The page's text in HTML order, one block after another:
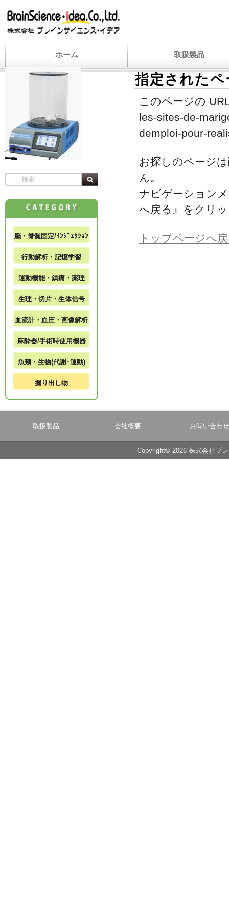
ホーム 取扱製品
指定された
このページの
les-sites-de-
demploi-pour-
お探しのページ
ん。
ナビゲーション
へ戻る』をクリ
トップページへ
脳・脊髄固定/ｲﾝｼﾞｪｸｼｮﾝ
行動解析・記憶学習
運動機能・鎮痛・薬理
生理・切片・生体信号
血流計・血圧・画像解析
麻酔器/手術時使用機器
魚類・生物(代謝･運動)
掘り出し物
取扱製品 会社概要 お問い合わせ
Copyright© 2026 株式会社ブ